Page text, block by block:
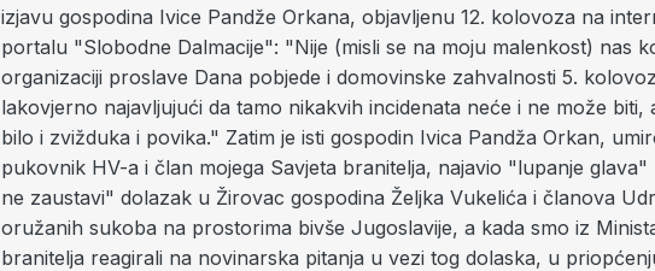
izjavu gospodina Ivice Pandže Orkana, objavljenu 12. kolovoza na
portalu "Slobodne Dalmacije": "Nije (misli se na moju malenkost) nas
organizaciji proslave Dana pobjede i domovinske zahvalnosti 5.
lakovjerno najavljujući da tamo nikakvih incidenata neće i ne može biti,
bilo i zvižduka i povika." Zatim je isti gospodin Ivica Pandža Orkan,
pukovnik HV-a i član mojega Savjeta branitelja, najavio "lupanje
ne zaustavi" dolazak u Žirovac gospodina Željka Vukelića i članova
oružanih sukoba na prostorima bivše Jugoslavije, a kada smo iz
branitelja reagirali na novinarska pitanja u vezi tog dolaska, u